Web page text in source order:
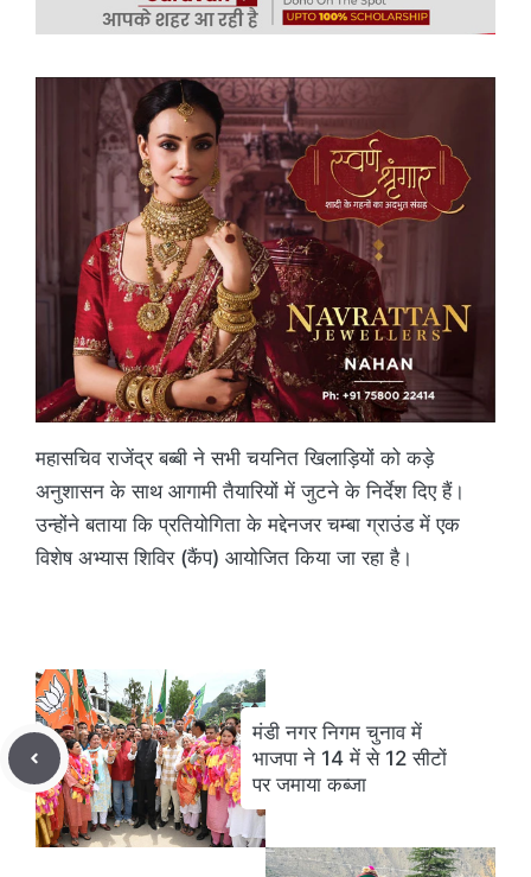
महासचिव राजेंद्र बब्बी ने सभी चयनित खिलाड़ियों को कड़े
अनुशासन के साथ आगामी तैयारियों में जुटने के निर्देश दिए हैं।
उन्होंने बताया कि प्रतियोगिता के मद्देनजर चम्बा ग्राउंड में एक
विशेष अभ्यास शिविर (कैंप) आयोजित किया जा रहा है।
मंडी नगर निगम चुनाव में
भाजपा ने 14 में से 12 सीटों
पर जमाया कब्जा